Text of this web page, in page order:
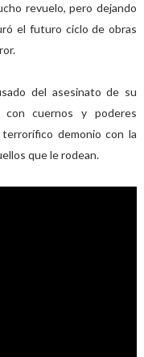
revuelo, pero dejando
el futuro ciclo de obras
del asesinato de su
cuernos y poderes
demonio con la
que le rodean.